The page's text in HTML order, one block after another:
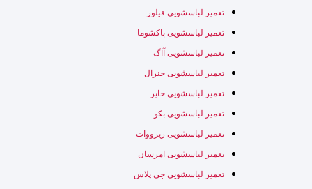
تعمیر لباسشویی فیلور
تعمیر لباسشویی پاکشوما
تعمیر لباسشویی آاگ
تعمیر لباسشویی جنرال
تعمیر لباسشویی حایر
تعمیر لباسشویی بکو
تعمیر لباسشویی زیرووات
تعمیر لباسشویی امرسان
تعمیر لباسشویی جی پلاس